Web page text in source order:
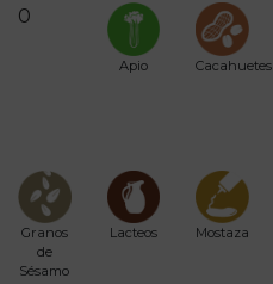
0
Apio Cacahuetes
Granos
de
Sésamo
Lacteos Mostaza